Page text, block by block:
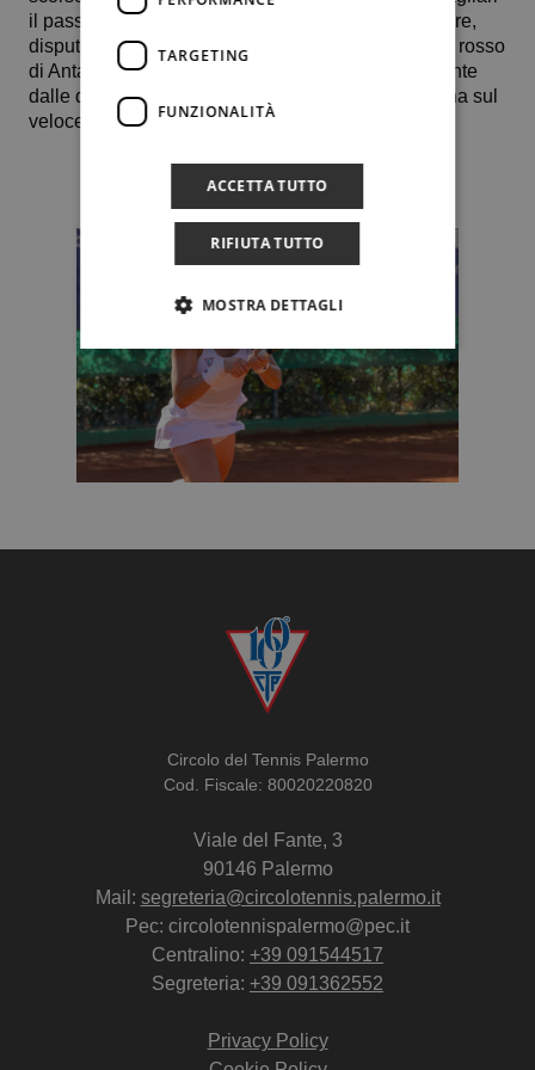
il pass per la finale scudetto di Torino del 6 dicembre,
disputeranno degli Itf da 30.000 dollari. Giorgia sul rosso
di Antalya, dove affronterà una giocatrice proveniente
dalle qualificazioni, Abbagnato invece sarà di scena sul
veloce di Monastir. Anche per lei, una qualificata.
Circolo del Tennis Palermo
Cod. Fiscale: 80020220820
Viale del Fante, 3
90146 Palermo
Mail: segreteria@circolotennis.palermo.it
Pec: circolotennispalermo@pec.it
Centralino: +39 091544517
Segreteria: +39 091362552
Privacy Policy
TARGETING
FUNZIONALITÀ
ACCETTA TUTTO
RIFIUTA TUTTO
MOSTRA DETTAGLI